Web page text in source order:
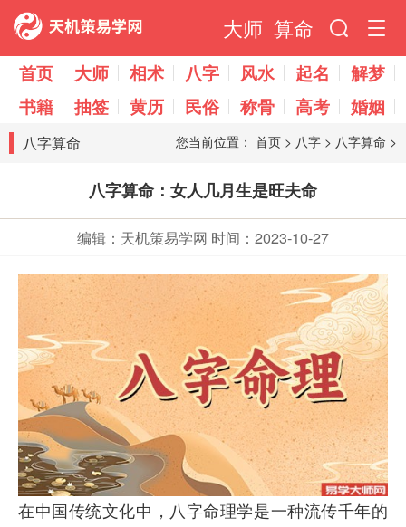
大师 算命
首页 大师 相术 八字 风水 起名
解梦
书籍
抽签 黄历 民俗 称骨 高考 婚姻
八字算命 您当前位置： 首页 > 八字 > 八字算命 >
八字算命：女人几月生是旺夫命
编辑：天机策易学网 时间：2023-10-27
在中国传统文化中，八字命理学是一种流传千年的